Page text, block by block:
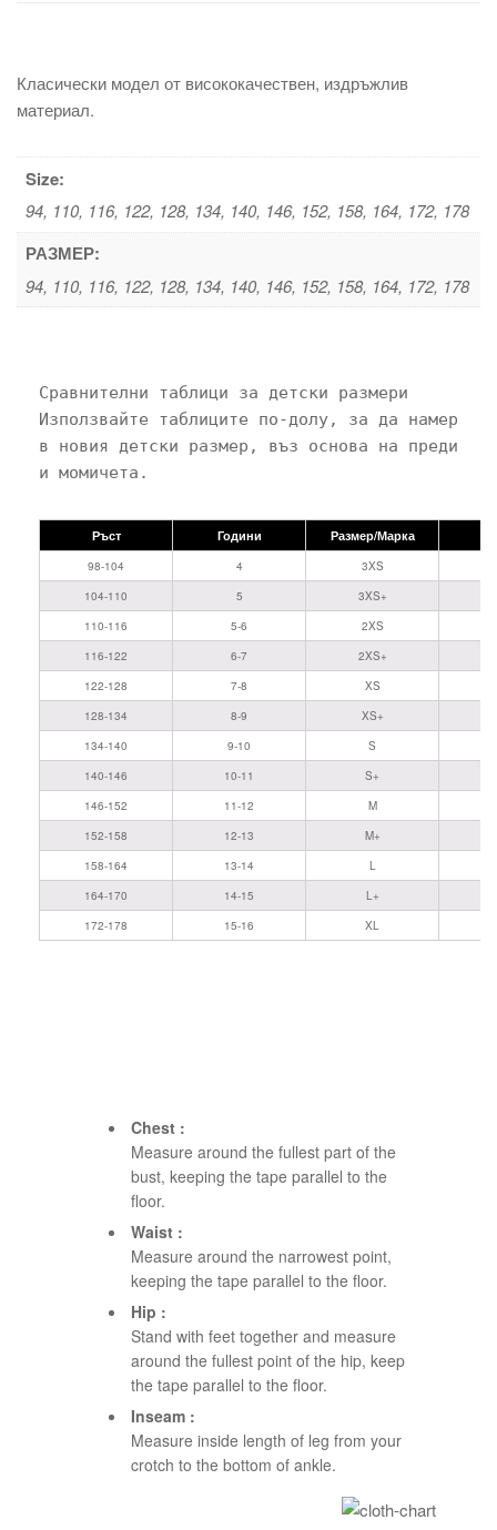
Класически модел от висококачествен, издръжлив
материал.
Size:
94, 110, 116, 122, 128, 134, 140, 146, 152, 158, 164, 172, 178
РАЗМЕР:
94, 110, 116, 122, 128, 134, 140, 146, 152, 158, 164, 172, 178
Сравнителни таблици за детски размери
Използвайте таблиците по-долу, за да
в новия детски размер, въз основа на
Ръст Години Размер/Марка
98-104 4
3XS
104-110
5
3XS+
110-116
5-6
2XS
116-122
6-7
2XS+
122-128
7-8
XS
128-134
8-9
XS+
134-140
9-10
S
140-146
10-11
S+
146-152
11-12
M
152-158
12-13
M+
158-164
13-14
L
164-170
14-15
L+
172-178
15-16 XL
Chest :
Measure around the fullest part of the
bust, keeping the tape parallel to the
floor.
Waist :
Measure around the narrowest point,
keeping the tape parallel to the floor.
Hip :
Stand with feet together and measure
around the fullest point of the hip, keep
the tape parallel to the floor.
Inseam :
Measure inside length of leg from your
crotch to the bottom of ankle.